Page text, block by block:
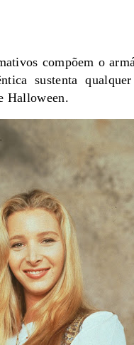
compõem o
sustenta
Halloween.